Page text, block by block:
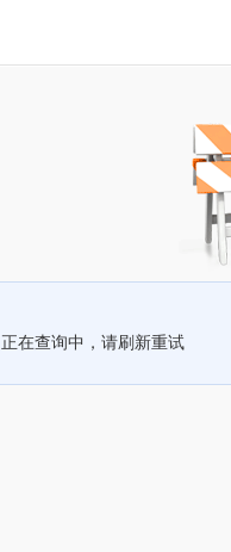
正在查询中，请刷新重试